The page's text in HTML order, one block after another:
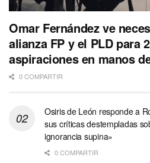
Omar Fernández ve
alianza FP y el PLD para
aspiraciones en manos
0 COMPARTIR
Osiris de León responde a
sus críticas destempladas
ignorancia supina»
0 COMPARTIR